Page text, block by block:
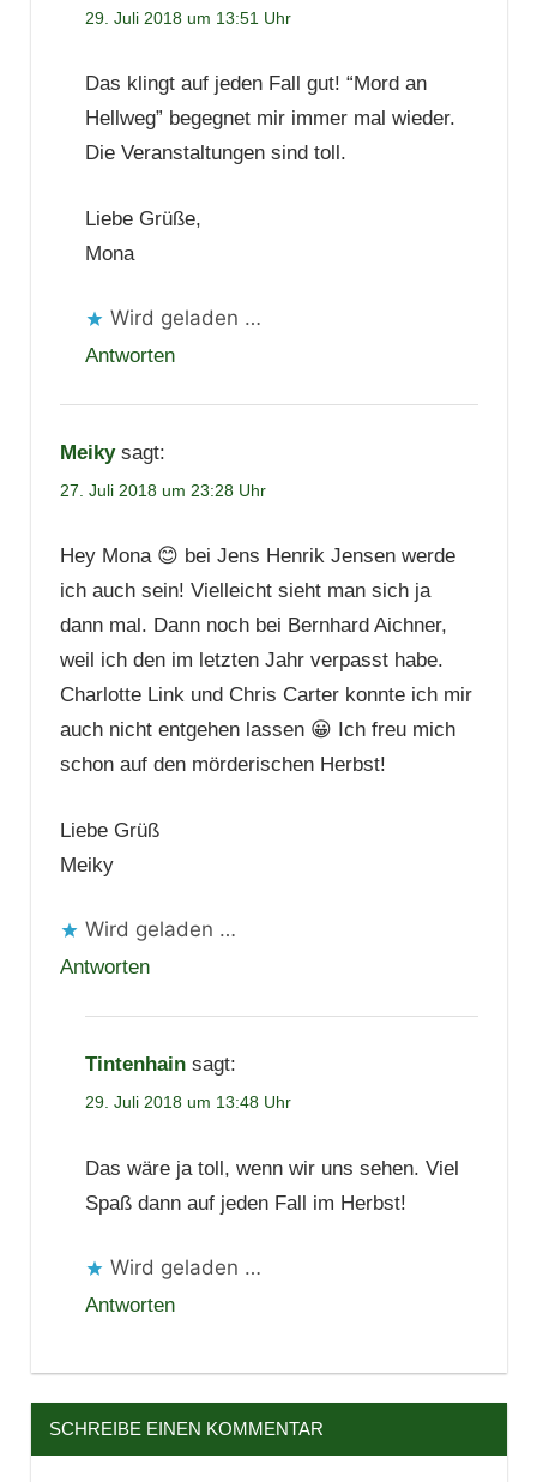
29. Juli 2018 um 13:51 Uhr
Das klingt auf jeden Fall gut! “Mord an
Hellweg” begegnet mir immer mal wieder.
Die Veranstaltungen sind toll.
Liebe Grüße,
Mona
Wird geladen …
Antworten
Meiky sagt:
27. Juli 2018 um 23:28 Uhr
Hey Mona 😊 bei Jens Henrik Jensen werde
ich auch sein! Vielleicht sieht man sich ja
dann mal. Dann noch bei Bernhard Aichner,
weil ich den im letzten Jahr verpasst habe.
Charlotte Link und Chris Carter konnte ich mir
auch nicht entgehen lassen 😀 Ich freu mich
schon auf den mörderischen Herbst!
Liebe Grüß
Meiky
Wird geladen …
Antworten
Tintenhain sagt:
29. Juli 2018 um 13:48 Uhr
Das wäre ja toll, wenn wir uns sehen. Viel
Spaß dann auf jeden Fall im Herbst!
Wird geladen …
Antworten
SCHREIBE EINEN KOMMENTAR